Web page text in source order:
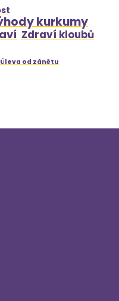
kurkumy
Zdraví kloubů
Úleva od zánětu